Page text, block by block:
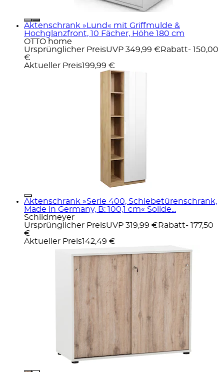
Aktenschrank »Lund« mit Griffmulde &
Hochglanzfront, 10 Fächer, Höhe 180 cm
OTTO home
Ursprünglicher PreisUVP 349,99 € Rabatt- 150,00
€
Aktueller Preis199,99 €
Aktenschrank »Serie 400, Schiebetürenschrank,
Made in Germany, B: 100,1 cm« Solide...
Schildmeyer
Ursprünglicher PreisUVP 319,99 € Rabatt- 177,50
€
Aktueller Preis142,49 €